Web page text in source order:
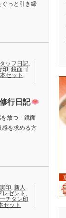
ぐっと引き締
ッフ日記,
印, 鏡面ゴ
セット ,
行日記
を放つ「鏡面
感を求める方
実印, 新人
レゼント ,
チタン印
セット